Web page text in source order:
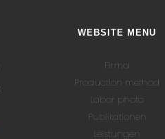
WEBSITE MENU
Firma
Production method
Labor photo
Publikationen
Leistungen